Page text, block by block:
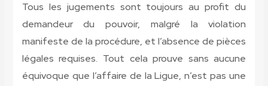
Tous les jugements sont toujours au profit du
demandeur du pouvoir, malgré la violation
manifeste de la procédure, et l’absence de pièces
légales requises. Tout cela prouve sans aucune
équivoque que l’affaire de la Ligue, n’est pas une